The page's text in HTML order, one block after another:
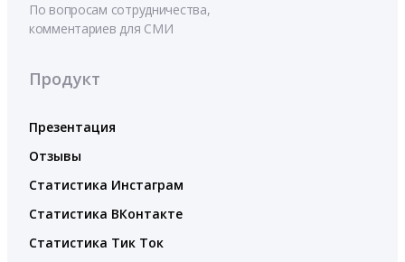
По вопросам сотрудничества,
комментариев для СМИ
Продукт
Презентация
Отзывы
Статистика Инстаграм
Статистика ВКонтакте
Статистика Тик Ток